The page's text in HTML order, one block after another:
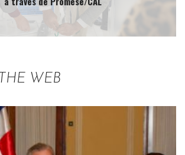
THE WEB